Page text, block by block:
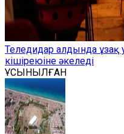
Теледидар алдында ұзақ
кішіреюіне әкеледі
ҰСЫНЫЛҒАН